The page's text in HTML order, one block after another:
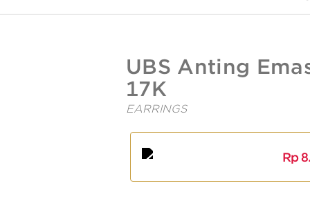
UBSLifestyle
https://ubslifestyle.com/ubs-
anting-
emas-
adw0004-
17k/
UBS Anting
17K
EARRINGS
Rp